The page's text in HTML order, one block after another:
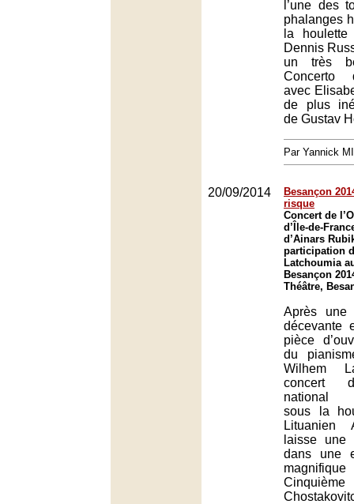
l’une des
phalanges
la
Dennis
un très
Concerto
avec
de plus
de Gustav
Par Yannick
20/09/2014
Besançon
risque
Concert de
d’Île-de-
d’Ainars
participation
Latchoumia
Besançon
Théâtre,
Après une
décevante
pièce
du
Wilhem
concert
national
sous la
Lituanien
laisse une
dans une